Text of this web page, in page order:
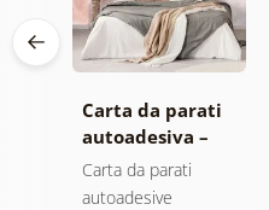
Carta da parati
autoadesiva –
Foglie con
sfumatura
Carta da parati
autoadesive